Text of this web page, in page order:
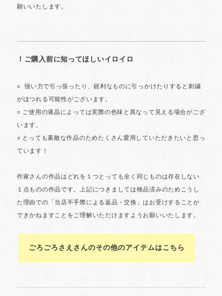
ごろごろさえさんのその他のアイテムはこちら